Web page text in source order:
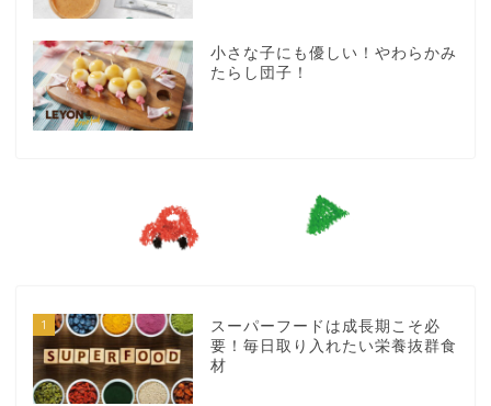
小さな子にも優しい！やわらかみ
たらし団子！
1
スーパーフードは成長期こそ必
要！毎日取り入れたい栄養抜群食
材